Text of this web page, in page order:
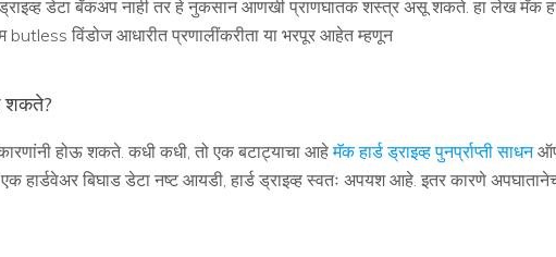
ड्राइव्ह डेटा बॅकअप नाही तर हे नुकसान आणखी प्राणघातक शस्त्र असू शकते. हा लेख मॅक
विंडोज आधारीत प्रणालींकरीता या भरपूर आहेत म्हणून
शकते?
होऊ शकते. कधी कधी, तो एक बटाट्याचा आहेमॅक हार्ड ड्राइव्ह पुनर्प्राप्ती साधन
बिघाड डेटा नष्ट आयडी, हार्ड ड्राइव्ह स्वतः अपयश आहे. इतर कारणे अपघातानेच